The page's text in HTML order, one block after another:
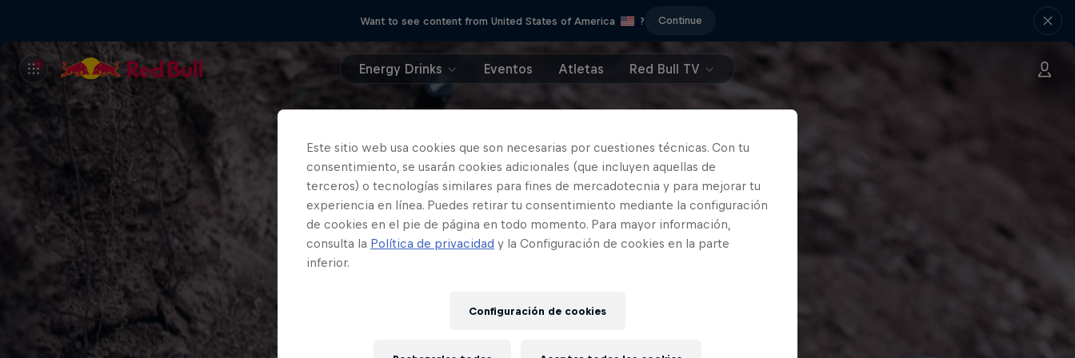
Want to see content from United States of America ? Continue
Energy Drinks Eventos Atletas Red Bull TV
Este sitio web usa cookies que son necesarias por cuestiones técnicas. Con tu
consentimiento, se usarán cookies adicionales (que incluyen aquellas de
terceros) o tecnologías similares para fines de mercadotecnia y para mejorar tu
experiencia en línea. Puedes retirar tu consentimiento mediante la configuración
de cookies en el pie de página en todo momento. Para mayor información,
consulta la Política de privacidad y la Configuración de cookies en la parte
inferior.
Configuración de cookies